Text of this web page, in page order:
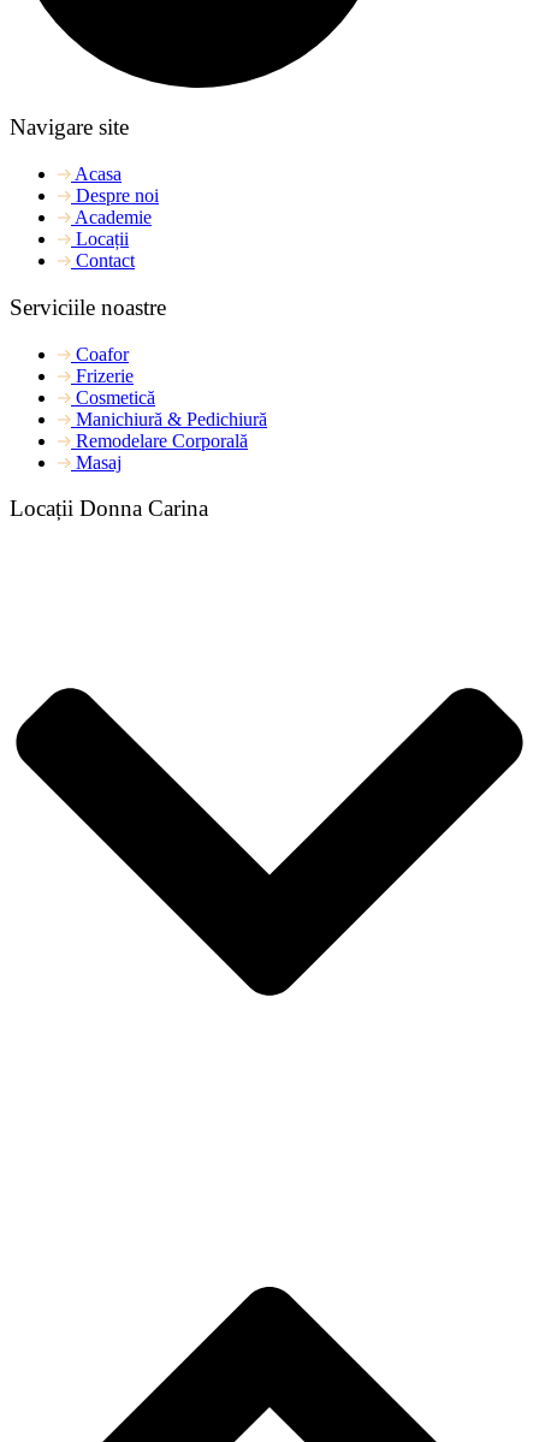
Navigare site
Acasa
Despre noi
Academie
Locații
Contact
Serviciile noastre
Coafor
Frizerie
Cosmetică
Manichiură & Pedichiură
Remodelare Corporală
Masaj
Locații Donna Carina